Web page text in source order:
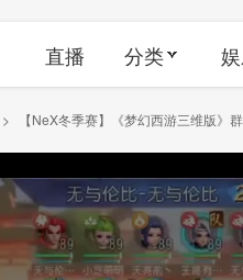
直播 分类
> 【NeX冬季赛】《梦幻西游三维版》